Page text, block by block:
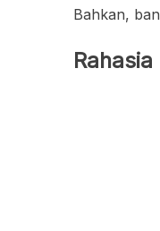
Bahkan,